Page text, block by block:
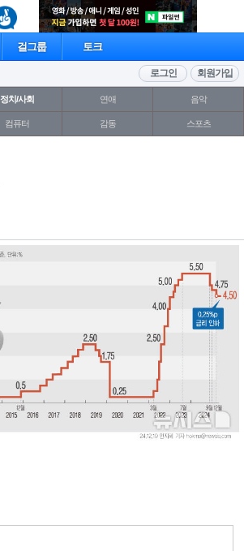
걸그룹 토크
회원가입
로그인
정치/사회 연애 음악
컴퓨터 감동 스포츠